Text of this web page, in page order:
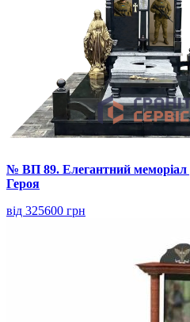
№ ВП 89. Елегантний
Героя
від 325600 грн